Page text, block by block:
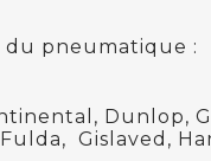
du pneumatique :
Dunlop,
Gislaved,